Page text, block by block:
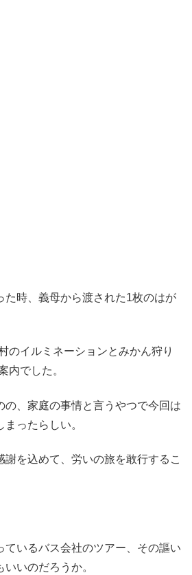
た時、義母から渡された1枚のはが
のイルミネーションとみかん狩り
内でした。
の、家庭の事情と言うやつで今回は
ったらしい。
謝を込めて、労いの旅を敢行するこ
ているバス会社のツアー、その謳い
いのだろうか。